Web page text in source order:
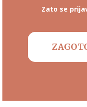
Zato se